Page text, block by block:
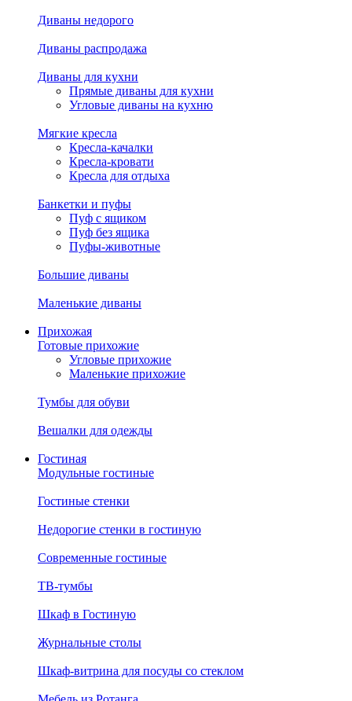
Диваны недорого
Диваны распродажа
Диваны для кухни
Прямые диваны для кухни
Угловые диваны на кухню
Мягкие кресла
Кресла-качалки
Кресла-кровати
Кресла для отдыха
Банкетки и пуфы
Пуф с ящиком
Пуф без ящика
Пуфы-животные
Большие диваны
Маленькие диваны
Прихожая
Готовые прихожие
Угловые прихожие
Маленькие прихожие
Тумбы для обуви
Вешалки для одежды
Гостиная
Модульные гостиные
Гостиные стенки
Недорогие стенки в гостиную
Современные гостиные
ТВ-тумбы
Шкаф в Гостиную
Журнальные столы
Шкаф-витрина для посуды со стеклом